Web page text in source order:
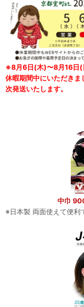
※8月6日(木)〜8月16日(
休暇期間中にいただき
次発送いたします。
中巾
※日本製 両面使えて便利